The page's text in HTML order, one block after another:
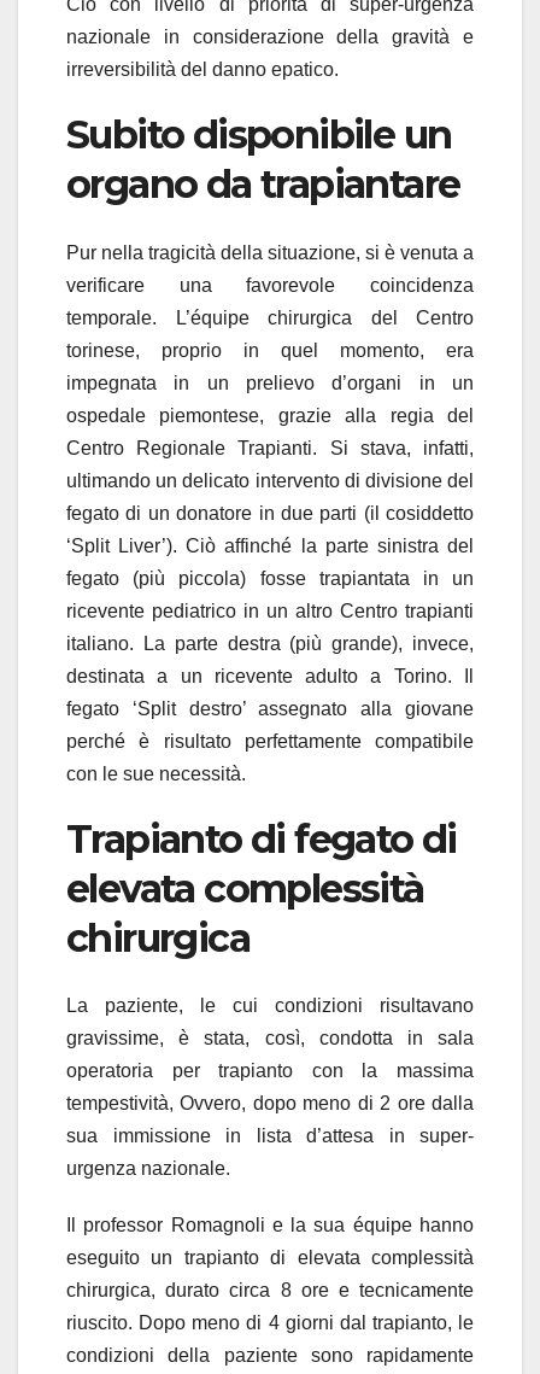
Ciò con livello di priorità di super-urgenza
nazionale in considerazione della gravità e
irreversibilità del danno epatico.
Subito disponibile un
organo da trapiantare
Pur nella tragicità della situazione, si è venuta a
verificare una favorevole coincidenza
temporale. L’équipe chirurgica del Centro
torinese, proprio in quel momento, era
impegnata in un prelievo d’organi in un
ospedale piemontese, grazie alla regia del
Centro Regionale Trapianti. Si stava, infatti,
ultimando un delicato intervento di divisione del
fegato di un donatore in due parti (il cosiddetto
‘Split Liver’). Ciò affinché la parte sinistra del
fegato (più piccola) fosse trapiantata in un
ricevente pediatrico in un altro Centro trapianti
italiano. La parte destra (più grande), invece,
destinata a un ricevente adulto a Torino. Il
fegato ‘Split destro’ assegnato alla giovane
perché è risultato perfettamente compatibile
con le sue necessità.
Trapianto di fegato di
elevata complessità
chirurgica
La paziente, le cui condizioni risultavano
gravissime, è stata, così, condotta in sala
operatoria per trapianto con la massima
tempestività, Ovvero, dopo meno di 2 ore dalla
sua immissione in lista d’attesa in super-
urgenza nazionale.
Il professor Romagnoli e la sua équipe hanno
eseguito un trapianto di elevata complessità
chirurgica, durato circa 8 ore e tecnicamente
riuscito. Dopo meno di 4 giorni dal trapianto, le
condizioni della paziente sono rapidamente